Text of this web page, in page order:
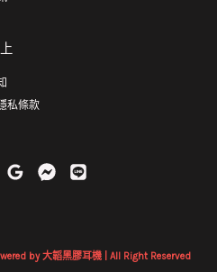
私條款
by 大韜黑膠耳機 | All Right Reserved